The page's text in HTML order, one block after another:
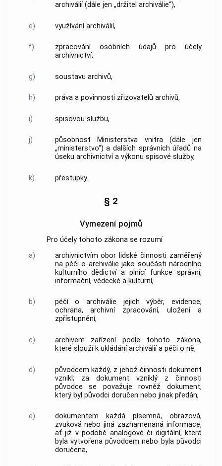
archiválií(dále jen „držitel archiválie“),
e) využíváníarchiválií,
f) zpracování osobních údajů pro účely
archivnictví,
g) soustavu archivů,
h) práva a povinnosti zřizovatelů archivů,
i) spisovou službu,
j)
působnost Ministerstva vnitra (dále jen
„ministerstvo“) a dalších správních úřadů na
úseku archivnictvía výkonu spisové služby,
k) přestupky.
§ 2
Vymezení pojmů
Pro účely tohoto zákona se rozumí
a)
archivnictvím obor lidské činnosti zaměřený
na péči o archiválie jako součásti národního
kulturního dědictví a plnící funkce správní,
informační, vědecké a kulturní,
b) péčí o archiválie jejich výběr, evidence,
ochrana,archivní zpracování, uložení a
zpřístupnění,
c) archivem zařízení podle tohoto zákona,
které slouží k ukládáníarchiváliía péči o ně,
d) původcem každý, z jehož činnosti dokument
vznikl; za dokument vzniklý z činnosti
původce se považuje rovněž dokument,
který byl původci doručen nebo jinak předán,
e) dokumentem každá písemná, obrazová,
zvuková nebo jiná zaznamenaná informace,
ať již v podobě analogové či digitální, která
byla vytvořenapůvodcem nebo bylapůvodci
doručena,